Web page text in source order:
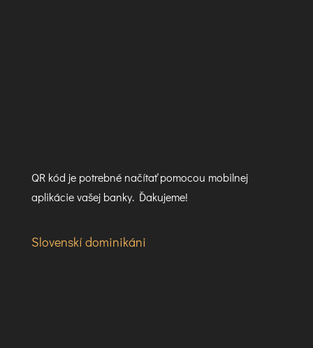
QR kód je potrebné načítať pomocou mobilnej
aplikácie vašej banky. Ďakujeme!
Slovenskí dominikáni